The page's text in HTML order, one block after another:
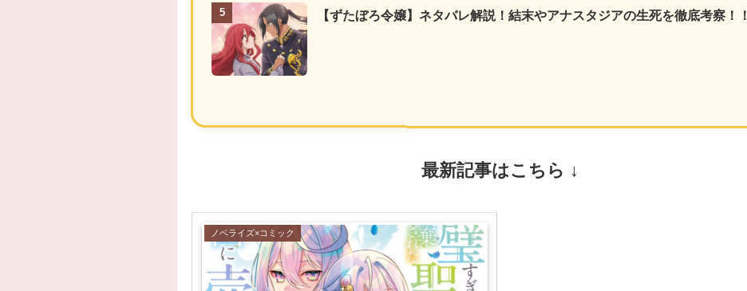
【ずたぼろ令嬢】ネタバレ解説！結末やアナスタジアの生死を徹底考察！！
最新記事はこちら ↓
ノベライズ×コミック